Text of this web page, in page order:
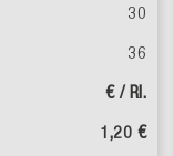
30
36
€ / Rl.
1,20 €